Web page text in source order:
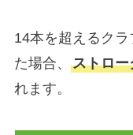
14本を超えるク
た場合、 ストロー
れます。